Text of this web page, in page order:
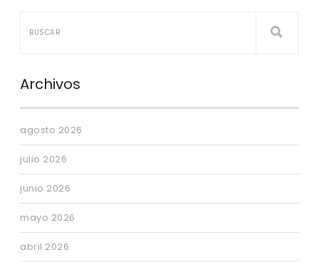
Archivos
agosto 2026
julio 2026
junio 2026
mayo 2026
abril 2026